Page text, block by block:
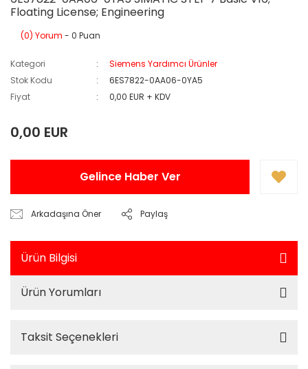
Floating License; Engineering
(0) Yorum - 0 Puan
Kategori
Siemens Yardımcı Ürünler
Stok Kodu
6ES7822-0AA06-0YA5
Fiyat
0,00 EUR + KDV
0,00 EUR
Gelince Haber Ver
Arkadaşına Öner Paylaş
Ürün Bilgisi
Ürün Yorumları
Taksit Seçenekleri